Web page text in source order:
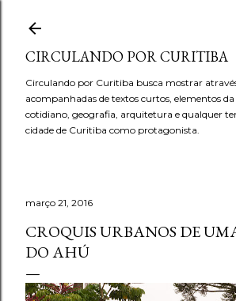
CIRCULANDO POR CURITIBA
Circulando por Curitiba busca mostrar
acompanhadas de textos curtos, elementos
cotidiano, geografia, arquitetura e qualquer
cidade de Curitiba como protagonista.
março 21, 2016
CROQUIS URBANOS DE
DO AHÚ